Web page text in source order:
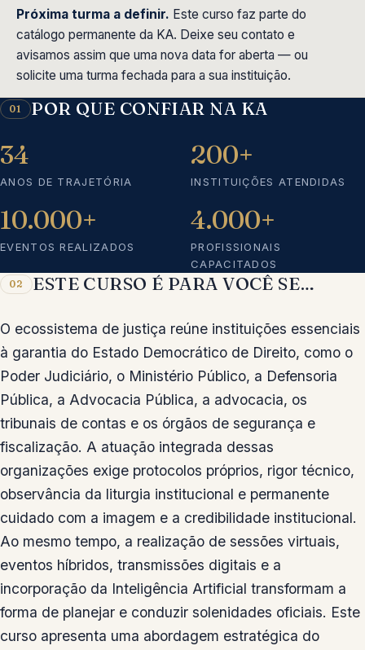
Próxima turma a definir. Este curso faz parte do
catálogo permanente da KA. Deixe seu contato e
avisamos assim que uma nova data for aberta — ou
solicite uma turma fechada para a sua instituição.
01 POR QUE CONFIAR NA KA
34
ANOS DE TRAJETÓRIA
200+
INSTITUIÇÕES ATENDIDAS
10.000+
EVENTOS REALIZADOS
4.000+
PROFISSIONAIS
CAPACITADOS
02 ESTE CURSO É PARA VOCÊ SE…
O ecossistema de justiça reúne instituições essenciais
à garantia do Estado Democrático de Direito, como o
Poder Judiciário, o Ministério Público, a Defensoria
Pública, a Advocacia Pública, a advocacia, os
tribunais de contas e os órgãos de segurança e
fiscalização. A atuação integrada dessas
organizações exige protocolos próprios, rigor técnico,
observância da liturgia institucional e permanente
cuidado com a imagem e a credibilidade institucional.
Ao mesmo tempo, a realização de sessões virtuais,
eventos híbridos, transmissões digitais e a
incorporação da Inteligência Artificial transformam a
forma de planejar e conduzir solenidades oficiais. Este
curso apresenta uma abordagem estratégica do